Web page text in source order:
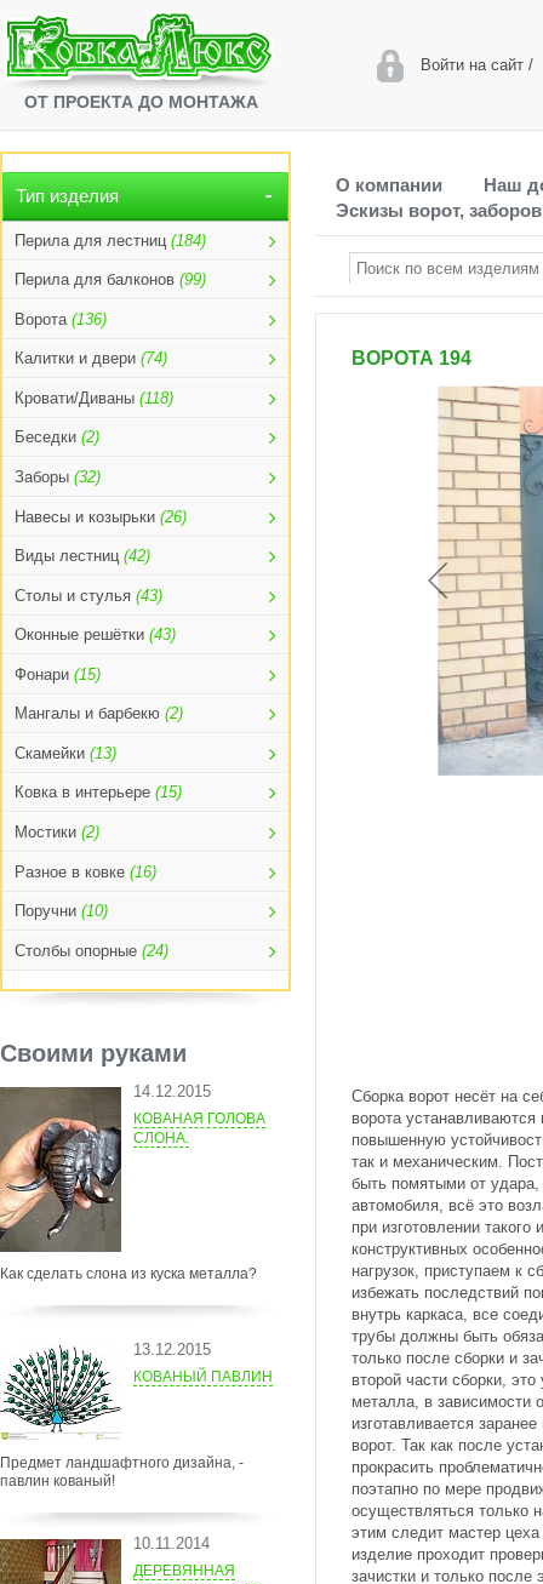
ОТ ПРОЕКТА ДО МОНТАЖА
Войти на сайт/
Тип изделия
Перила для лестниц (184)
Перила для балконов (99)
Ворота (136)
Калитки и двери (74)
Кровати/Диваны (118)
Беседки (2)
Заборы (32)
Навесы и козырьки (26)
Виды лестниц (42)
Столы и стулья (43)
Оконные решётки (43)
Фонари (15)
Мангалы и барбекю (2)
Скамейки (13)
Ковка в интерьере (15)
Мостики (2)
Разное в ковке (16)
Поручни (10)
Столбы опорные (24)
Своими руками
14.12.2015
КОВАНАЯ ГОЛОВА
СЛОНА.
Как сделать слона из куска металла?
13.12.2015
КОВАНЫЙ ПАВЛИН
Предмет ландшафтного дизайна, -
павлин кованый!
10.11.2014
ДЕРЕВЯННАЯ
О компании
Наш
Эскизы ворот, заборов
ВОРОТА 194
Сборка ворот несёт на
ворота
повышенную
так и механическим.
быть помятыми от удара,
автомобиля, всё это
при изготовлении
конструктивных
нагрузок, приступаем к
избежать последствий
внутрь каркаса, все
трубы должны быть
только после сборки и
второй части сборки,
металла, в зависимости
изготавливается
ворот. Так как после
прокрасить
поэтапно по мере
осуществляться только
этим следит мастер
изделие проходит
зачистки и только после